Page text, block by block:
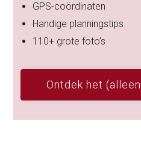
GPS-coördinaten
Handige planningstips
110+ grote foto’s
Ontdek het